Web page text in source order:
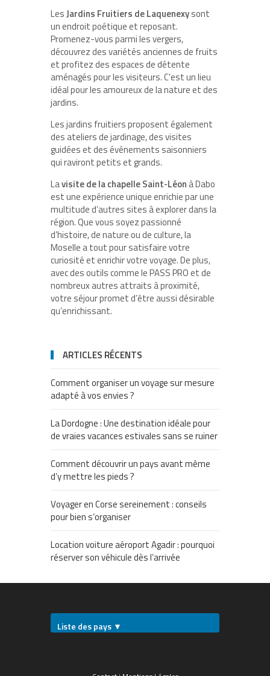
LesJardins Fruitiers de Laquenexysont
un endroit poétique et reposant.
Promenez-vous parmi les vergers,
découvrez des variétés anciennes de fruits
et profitez des espaces de détente
aménagés pour les visiteurs. C’est un lieu
idéal pour les amoureux de la nature et des
jardins.
Les jardins fruitiers proposent également
des ateliers de jardinage, des visites
guidées et des événements saisonniers
qui raviront petits et grands.
Lavisite de la chapelle Saint-Léon à Dabo
est une expérience unique enrichie par une
multitude d’autres sites à explorer dans la
région. Que vous soyez passionné
d’histoire, de nature ou de culture, la
Moselle a tout pour satisfaire votre
curiosité et enrichir votre voyage. De plus,
avec des outils comme le PASS PRO et de
nombreux autres attraits à proximité,
votre séjour promet d’être aussi désirable
qu’enrichissant.
ARTICLES RÉCENTS
Comment organiser un voyage sur mesure
adapté à vos envies ?
La Dordogne : Une destination idéale pour
de vraies vacances estivales sans se ruiner
Comment découvrir un pays avant même
d’y mettre les pieds ?
Voyager en Corse sereinement : conseils
pour bien s’organiser
Location voiture aéroport Agadir : pourquoi
réserver son véhicule dès l’arrivée
Liste des pays ▼